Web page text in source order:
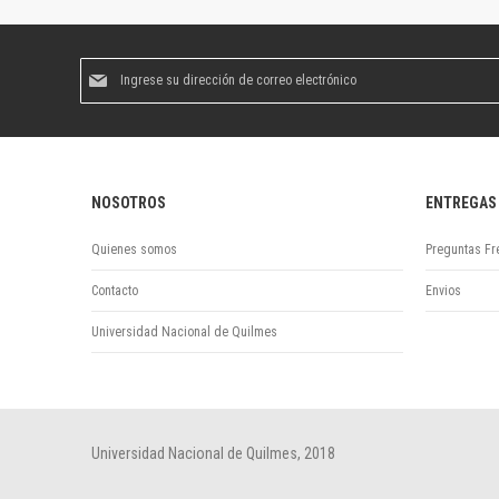
boletín
NOSOTROS
Quienes somos
Contacto
Universidad Nacional de Quilmes
ENTREGAS
Preguntas
Envios
Universidad Nacional de Quilmes, 2018